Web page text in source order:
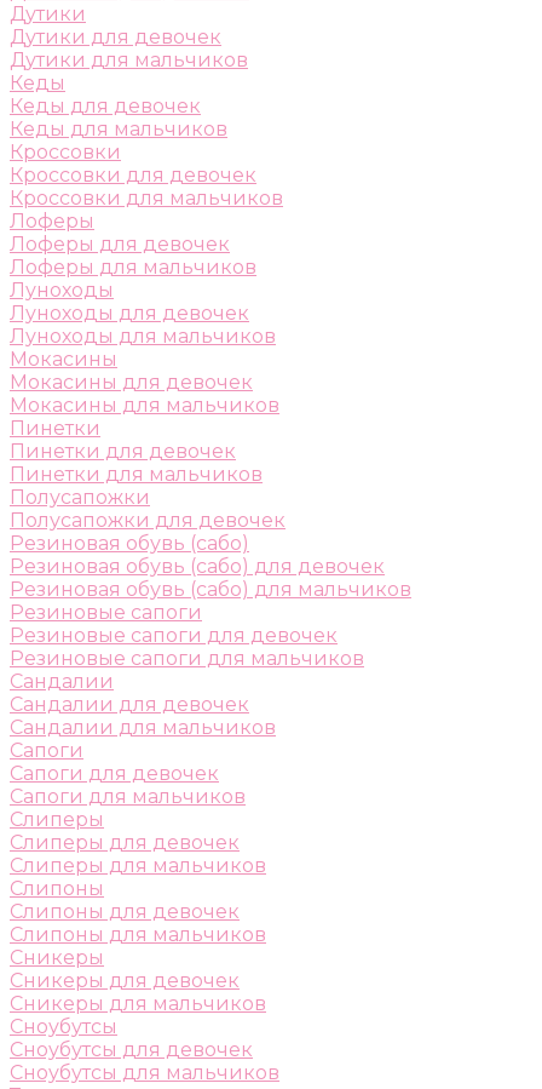
Дутики
Дутики для девочек
Дутики для мальчиков
Кеды
Кеды для девочек
Кеды для мальчиков
Кроссовки
Кроссовки для девочек
Кроссовки для мальчиков
Лоферы
Лоферы для девочек
Лоферы для мальчиков
Луноходы
Луноходы для девочек
Луноходы для мальчиков
Мокасины
Мокасины для девочек
Мокасины для мальчиков
Пинетки
Пинетки для девочек
Пинетки для мальчиков
Полусапожки
Полусапожки для девочек
Резиновая обувь (сабо)
Резиновая обувь (сабо) для девочек
Резиновая обувь (сабо) для мальчиков
Резиновые сапоги
Резиновые сапоги для девочек
Резиновые сапоги для мальчиков
Сандалии
Сандалии для девочек
Сандалии для мальчиков
Сапоги
Сапоги для девочек
Сапоги для мальчиков
Слиперы
Слиперы для девочек
Слиперы для мальчиков
Слипоны
Слипоны для девочек
Слипоны для мальчиков
Сникеры
Сникеры для девочек
Сникеры для мальчиков
Сноубутсы
Сноубутсы для девочек
Сноубутсы для мальчиков